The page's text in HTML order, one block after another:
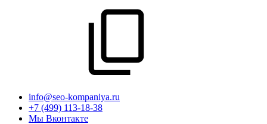
info@seo-kompaniya.ru
+7 (499) 113-18-38
Мы Вконтакте